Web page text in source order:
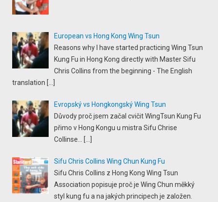
European vs Hong Kong Wing Tsun
Reasons why I have started practicing Wing Tsun
Kung Fu in Hong Kong directly with Master Sifu
Chris Collins from the beginning - The English
translation
Evropský vs Hongkongský Wing Tsun
Důvody proč jsem začal cvičit WingTsun Kung Fu
přimo v Hong Kongu u mistra Sifu Chrise
Collinse...
Sifu Chris Collins Wing Chun Kung Fu
Sifu Chris Collins z Hong Kong Wing Tsun
Association popisuje proč je Wing Chun měkký
styl kung fu a na jakých principech je založen.